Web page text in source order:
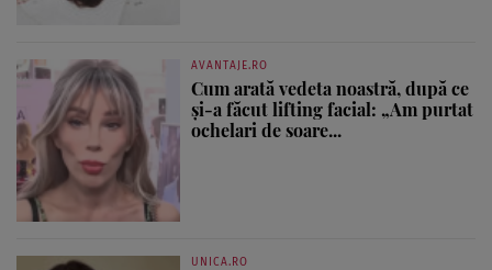
AVANTAJE.RO
Cum arată vedeta noastră, după ce
și-a făcut lifting facial: „Am purtat
ochelari de soare...
UNICA.RO